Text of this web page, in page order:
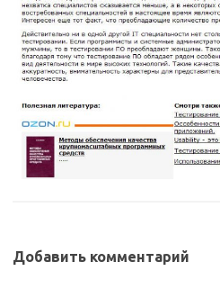
Добавить комментарий